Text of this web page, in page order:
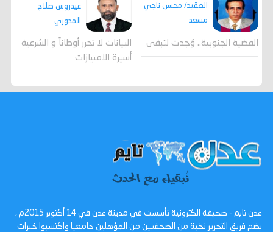
العقيد/ محسن ناجي
مسعد
القضية الجنوبية.. وُجدت لتبقى
عيدروس صلاح
المدوري
البيانات لا تحرر أوطاناً و الشرعية
أسيرة الامتيازات
عدن تايم - صحيفة الكترونية تأسست في مدينة عدن في 14 أكتوبر 2015م ،
يضم فريق التحرير نخبة من الصحفيين من المؤهلين جامعيا واكتسبوا خبرات